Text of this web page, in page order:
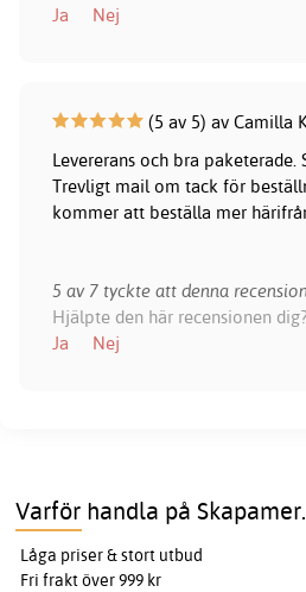
Ja
Nej
(5 av 5) av Camilla
Levererans och bra paketerade.
Trevligt mail om tack för
kommer att beställa mer
5 av 7 tyckte att denna
Hjälpte den här recensionen
Ja
Nej
Varför handla på
Låga priser & stort utbud
Fri frakt över 999 kr